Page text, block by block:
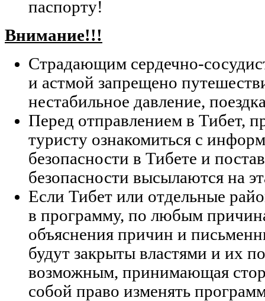
паспорту!
Внимание!!!
Страдающим сердечно-
и астмой запрещено
нестабильное давление,
Перед отправлением в Тибет,
туристу ознакомиться с
безопасности в Тибете и
безопасности высылаются на
Если Тибет или отдельные
в программу, по любым
объяснения причин и
будут закрыты властями и их
возможным, принимающая
собой право изменять